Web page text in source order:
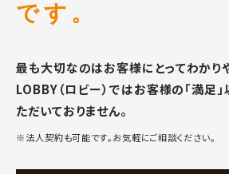
です。
最も大切なのはお客様にとってわかり
LOBBY（ロビー）ではお客様の「満足
ただいておりません。
※法人契約も可能です。お気軽にご相談ください。